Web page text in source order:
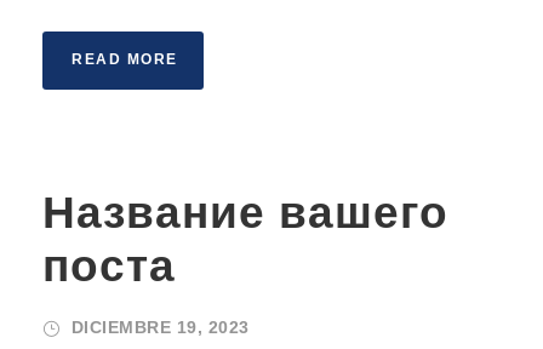
READ MORE
Название вашего
поста
DICIEMBRE 19, 2023